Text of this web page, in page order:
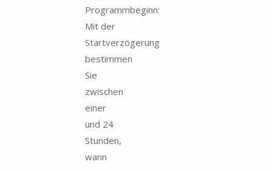
Programmbeginn:
Mit der
Startverzögerung
bestimmen
Sie
zwischen
einer
und 24
Stunden,
wann